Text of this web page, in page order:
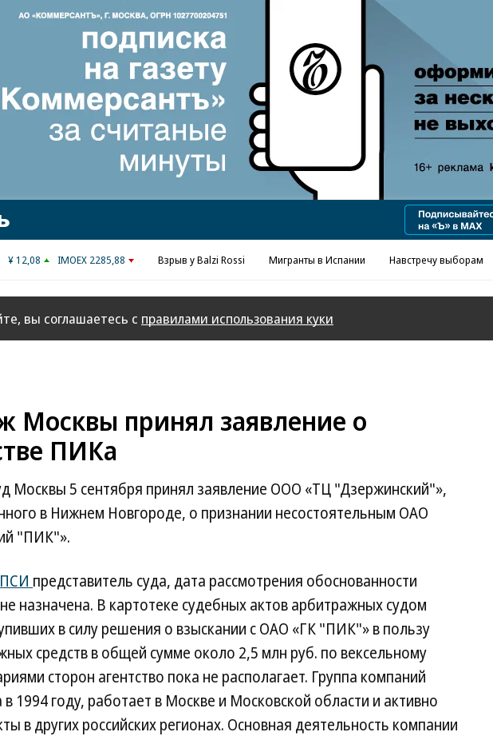
Реклама в «Ъ» www.kommersant.ru/ad
¥ 12,08 IMOEX 2285,88 Взрыв у Balzi Rossi Мигранты в Испании Навстречу выборам
вы соглашаетесь с правилами использования куки
Москвы принял заявление о
ПИКа
Москвы 5 сентября принял заявление ООО «ТЦ "Дзержинский"»,
в Нижнем Новгороде, о признании несостоятельным ОАО
"ПИК"».
представитель суда, дата рассмотрения обоснованности
назначена. В картотеке судебных актов арбитражных судом
в силу решения о взыскании с ОАО «ГК "ПИК"» в пользу
средств в общей сумме около 2,5 млн руб. по вексельному
сторон агентство пока не располагает. Группа компаний
1994 году, работает в Москве и Московской области и активно
в других российских регионах. Основная деятельность компании